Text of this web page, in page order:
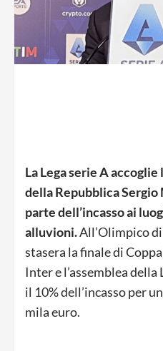
La Lega serie A
della Repubblica
parte dell’incasso ai
alluvioni.All’Olimpico
stasera la finale di
Inter e l’assemblea della
il 10% dell’incasso per
mila euro.